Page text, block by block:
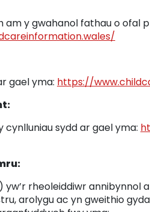
am y gwahanol fathau o ofal
gael yma: https://
sydd ar gael yma:
yw’r rheoleiddiwr
arolygu ac yn gweithio